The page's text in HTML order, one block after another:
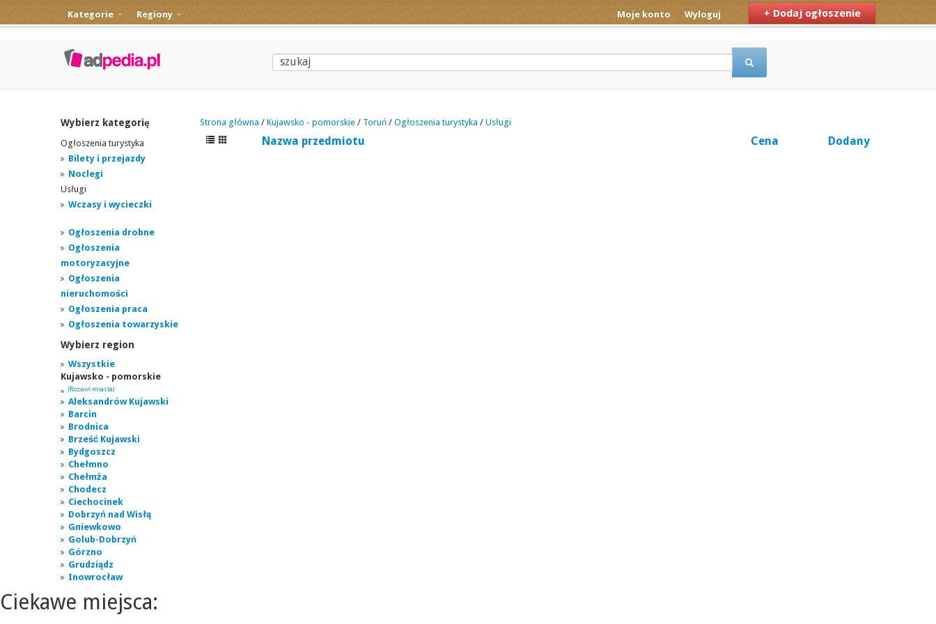
Kategorie Regiony + Dodaj ogłoszenie
Moje konto Wyloguj
Wybierz kategorię
Ogłoszenia turystyka
Bilety i przejazdy
Noclegi
Usługi
Wczasy i wycieczki
Ogłoszenia drobne
Ogłoszenia
motoryzacyjne
Ogłoszenia
nieruchomości
Ogłoszenia praca
Ogłoszenia towarzyskie
Wybierz region
Wszystkie
Kujawsko - pomorskie
(Rozwiń miasta)
Aleksandrów Kujawski
Barcin
Brodnica
Brześć Kujawski
Bydgoszcz
Chełmno
Chełmża
Chodecz
Ciechocinek
Dobrzyń nad Wisłą
Gniewkowo
Golub-Dobrzyń
Górzno
Grudziądz
Inowrocław
Strona główna / Kujawsko - pomorskie / Toruń / Ogłoszenia turystyka / Usługi
Nazwa przedmiotu Cena Dodany
Ciekawe miejsca: